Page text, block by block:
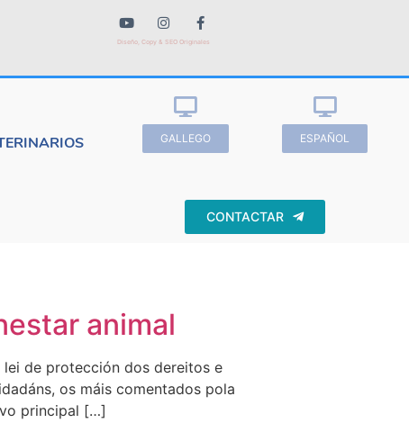
Diseño, Copy & SEO Originales
GALLEGO ESPAÑOL
CONTACTAR
animal
de protección dos dereitos e
os máis comentados pola
principal […]